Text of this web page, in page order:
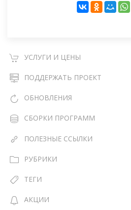
УСЛУГИ И ЦЕНЫ
ПОДДЕРЖАТЬ ПРОЕКТ
ОБНОВЛЕНИЯ
СБОРКИ ПРОГРАММ
ПОЛЕЗНЫЕ ССЫЛКИ
РУБРИКИ
ТЕГИ
АКЦИИ